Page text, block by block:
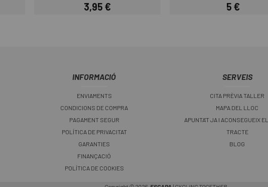
Preu
3,95 € Preu
5 €
INFORMACIÓ
ENVIAMENTS
CONDICIONS DE COMPRA
PAGAMENT SEGUR
POLÍTICA DE PRIVACITAT
GARANTIES
FINANÇACIÓ
POLÍTICA DE COOKIES
SERVEIS
CITA PRÈVIA TALLER
MAPA DEL LLOC
APUNTA'T JA I ACONSEGUEIX
TRACTE
BLOG